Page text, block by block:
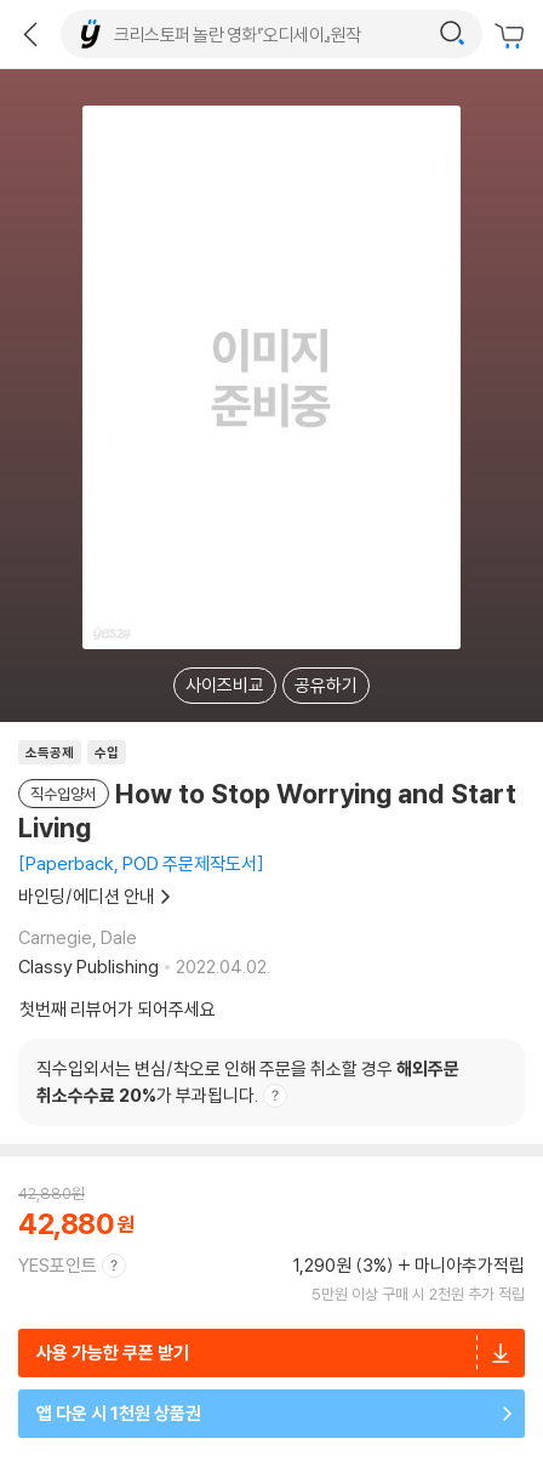
사이즈비교 공유하기
소득공제 수입
직수입양서
How to Stop Worrying and Start
Living
Paperback, POD 주문제작도서
바인딩/에디션 안내
Carnegie, Dale
Classy Publishing
2022.04.02.
첫번째 리뷰어가 되어주세요
직수입외서는 변심/착오로 인해 주문을 취소할 경우 해외주문
취소수수료 20%가 부과됩니다.
42,880원
42,880
YES포인트 1,290원 (3%) 마니아추가적립
5만원 이상 구매 시 2천원 추가 적립
사용 가능한 쿠폰 받기
앱 다운 시 1천원 상품권